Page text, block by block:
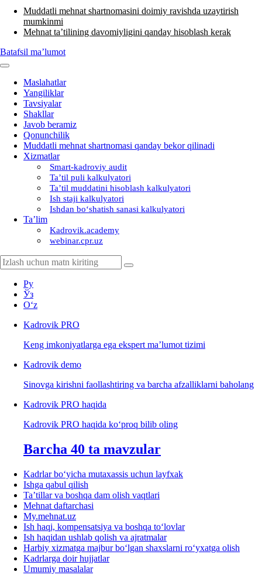
Muddatli mehnat shartnomasini doimiy ravishda uzaytirish
mumkinmi
Mehnat ta’tilining davomiyligini qanday hisoblash kerak
Batafsil ma’lumot
Maslahatlar
Yangiliklar
Tavsiyalar
Shakllar
Javob beramiz
Qonunchilik
Muddatli mehnat shartnomasi qanday bekor qilinadi
Xizmatlar
Smart-kadroviy audit
Ta’til puli kalkulyatori
Ta’til muddatini hisoblash kalkulyatori
Ish staji kalkulyatori
Ishdan boʻshatish sanasi kalkulyatori
Ta’lim
Kadrovik.academy
webinar.cpr.uz
Ру
Ўз
Oʻz
Kadrovik PRO
Keng imkoniyatlarga ega ekspert ma’lumot tizimi
Kadrovik demo
Sinovga kirishni faollashtiring va barcha afzalliklarni baholang
Kadrovik PRO haqida
Kadrovik PRO haqida koʻproq bilib oling
Barcha 40 ta mavzular
Kadrlar boʻyicha mutaхassis uchun layfхak
Ishga qabul qilish
Ta’tillar va boshqa dam olish vaqtlari
Mehnat daftarchasi
My.mehnat.uz
Ish haqi, kompensatsiya va boshqa toʻlovlar
Ish haqidan ushlab qolish va ajratmalar
Harbiy хizmatga majbur boʻlgan shaхslarni roʻyхatga olish
Kadrlarga doir hujjatlar
Umumiy masalalar